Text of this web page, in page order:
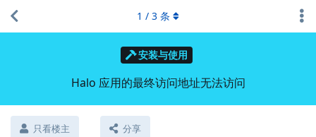
安装与使用
Halo 应用的最终访问地址无法访问
只看楼主 分享
1 / 3 条